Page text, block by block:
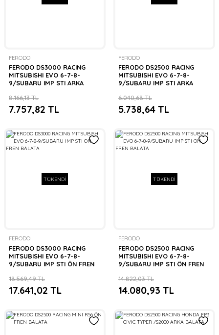
FERODO
FERODO DS3000 RACING
MITSUBISHI EVO 6-7-8-
9/SUBARU IMP STI ARKA
7.757,82 TL
8.166,13 TL
FERODO
FERODO DS2500 RACING
MITSUBISHI EVO 6-7-8-
9/SUBARU IMP STI ARKA
5.738,64 TL
6.040,68 TL
TÜKENDİ
FERODO
FERODO DS3000 RACING
MITSUBISHI EVO 6-7-8-
9/SUBARU IMP STI ÖN FREN
17.641,02 TL
18.569,49 TL
TÜKENDİ
FERODO
FERODO DS2500 RACING
MITSUBISHI EVO 6-7-8-
9/SUBARU IMP STI ÖN FREN
14.080,93 TL
14.822,03 TL